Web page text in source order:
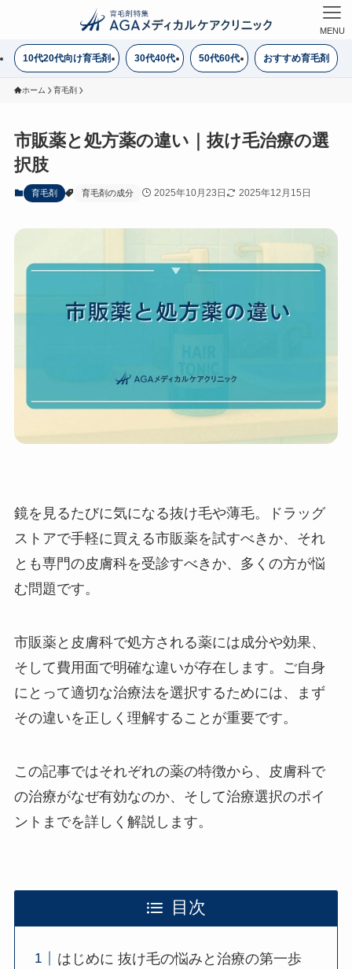
MENU
10代20代向け育毛剤 30代40代 50代60代 おすすめ育毛剤
ホーム 育毛剤
市販薬と処方薬の違い｜抜け毛治療の選
択肢
育毛剤 育毛剤の成分 2025年10月23日 2025年12月15日
鏡を見るたびに気になる抜け毛や薄毛。ドラッグ
ストアで手軽に買える市販薬を試すべきか、それ
とも専門の皮膚科を受診すべきか、多くの方が悩
む問題です。
市販薬と皮膚科で処方される薬には成分や効果、
そして費用面で明確な違いが存在します。ご自身
にとって適切な治療法を選択するためには、まず
その違いを正しく理解することが重要です。
この記事ではそれぞれの薬の特徴から、皮膚科で
の治療がなぜ有効なのか、そして治療選択のポイ
ントまでを詳しく解説します。
目次
はじめに 抜け毛の悩みと治療の第一歩